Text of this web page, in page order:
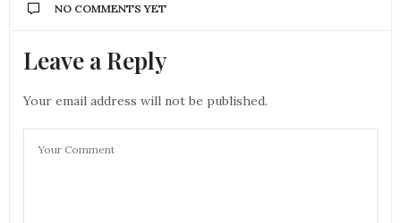
NO COMMENTS YET
Leave a Reply
Your email address will not be published.